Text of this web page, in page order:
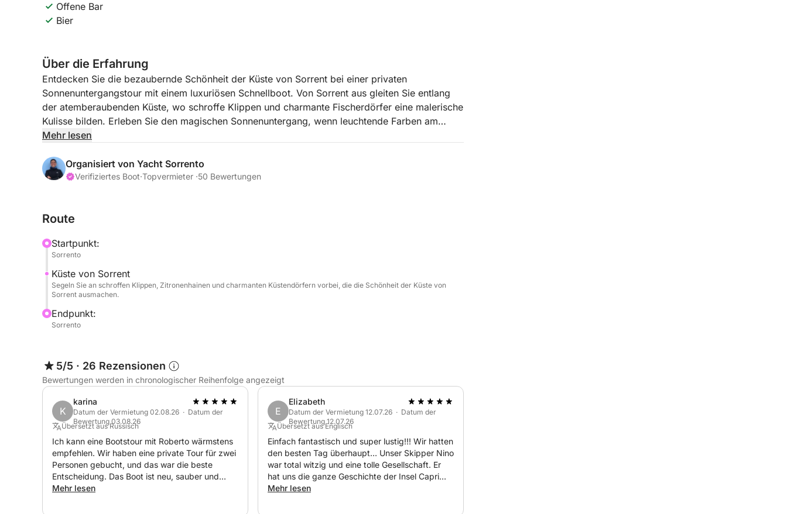
Offene Bar
Bier
Über die Erfahrung
Entdecken Sie die bezaubernde Schönheit der Küste von Sorrent bei einer privaten
Sonnenuntergangstour mit einem luxuriösen Schnellboot. Von Sorrent aus gleiten Sie entlang
der atemberaubenden Küste, wo schroffe Klippen und charmante Fischerdörfer eine malerische
Kulisse bilden. Erleben Sie den magischen Sonnenuntergang, wenn leuchtende Farben am
Himmel tanzen und die friedvolle Atmosphäre unterstreichen. Genießen Sie den Wind in Ihren
Mehr lesen
Organisiert von Yacht Sorrento
Verifiziertes Boot·Topvermieter ·50 Bewertungen
Route
Startpunkt:
Sorrento
Küste von Sorrent
Segeln Sie an schroffen Klippen, Zitronenhainen und charmanten Küstendörfern vorbei, die die Schönheit der Küste von
Sorrent ausmachen.
Endpunkt:
Sorrento
5/5 · 26 Rezensionen
Bewertungen werden in chronologischer Reihenfolge angezeigt
K
karina
Datum der Vermietung 02.08.26 · Datum der
Bewertung 03.08.26
Übersetzt aus Russisch
Ich kann eine Bootstour mit Roberto wärmstens
empfehlen. Wir haben eine private Tour für zwei
Personen gebucht, und das war die beste
Entscheidung. Das Boot ist neu, sauber und
bestens gepflegt. Roberto ist freundlich und
Mehr lesen
E
Elizabeth
Datum der Vermietung 12.07.26 · Datum der
Bewertung 12.07.26
Übersetzt aus Englisch
Einfach fantastisch und super lustig!!! Wir hatten
den besten Tag überhaupt… Unser Skipper Nino
war total witzig und eine tolle Gesellschaft. Er
hat uns die ganze Geschichte der Insel Capri
erzählt. Ich kann diese Tour nur jedem
Mehr lesen